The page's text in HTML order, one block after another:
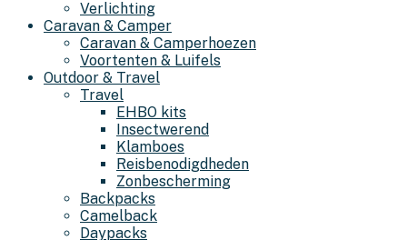
Verlichting
Caravan & Camper
Caravan & Camperhoezen
Voortenten & Luifels
Outdoor & Travel
Travel
EHBO kits
Insectwerend
Klamboes
Reisbenodigdheden
Zonbescherming
Backpacks
Camelback
Daypacks